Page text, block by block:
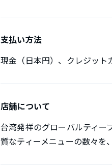
支払い方法
現金（日本円）、クレジット
店舗について
台湾発祥のグローバルティー
質なティーメニューの数々を